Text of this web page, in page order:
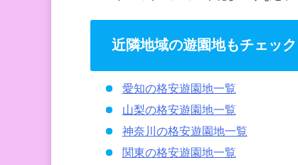
近隣地域の遊園地もチェック
愛知の格安遊園地一覧
山梨の格安遊園地一覧
神奈川の格安遊園地一覧
関東の格安遊園地一覧